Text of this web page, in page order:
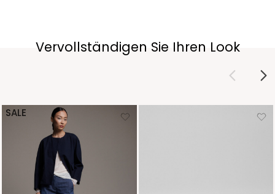
Vervollständigen Sie Ihren Look
SALE